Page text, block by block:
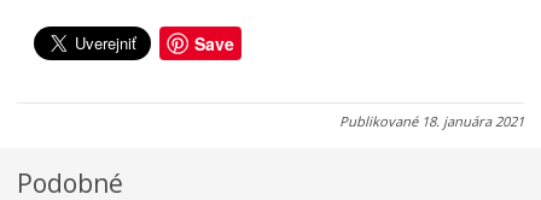
Save
Publikované 18. januára 2021
Podobné
0
8
6
0
8
6
0
8
6